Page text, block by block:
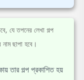
যে তপনের লেখা গল্প
ছাপা হবে।
তার গল্প প্রকাশিত হয়